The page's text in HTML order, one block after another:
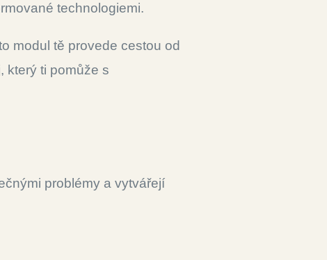
technologiemi.
modul tě provede cestou od
který ti pomůže s
problémy a vytvářejí